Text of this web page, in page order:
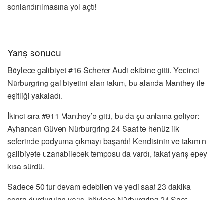
sonlandırılmasına yol açtı!
Yarış sonucu
Böylece galibiyet #16 Scherer Audi ekibine gitti. Yedinci
Nürburgring galibiyetini alan takım, bu alanda Manthey ile
eşitliği yakaladı.
İkinci sıra #911 Manthey’e gitti, bu da şu anlama geliyor:
Ayhancan Güven Nürburgring 24 Saat’te henüz ilk
seferinde podyuma çıkmayı başardı! Kendisinin ve takımın
galibiyete uzanabilecek temposu da vardı, fakat yarış epey
kısa sürdü.
Sadece 50 tur devam edebilen ve yedi saat 23 dakika